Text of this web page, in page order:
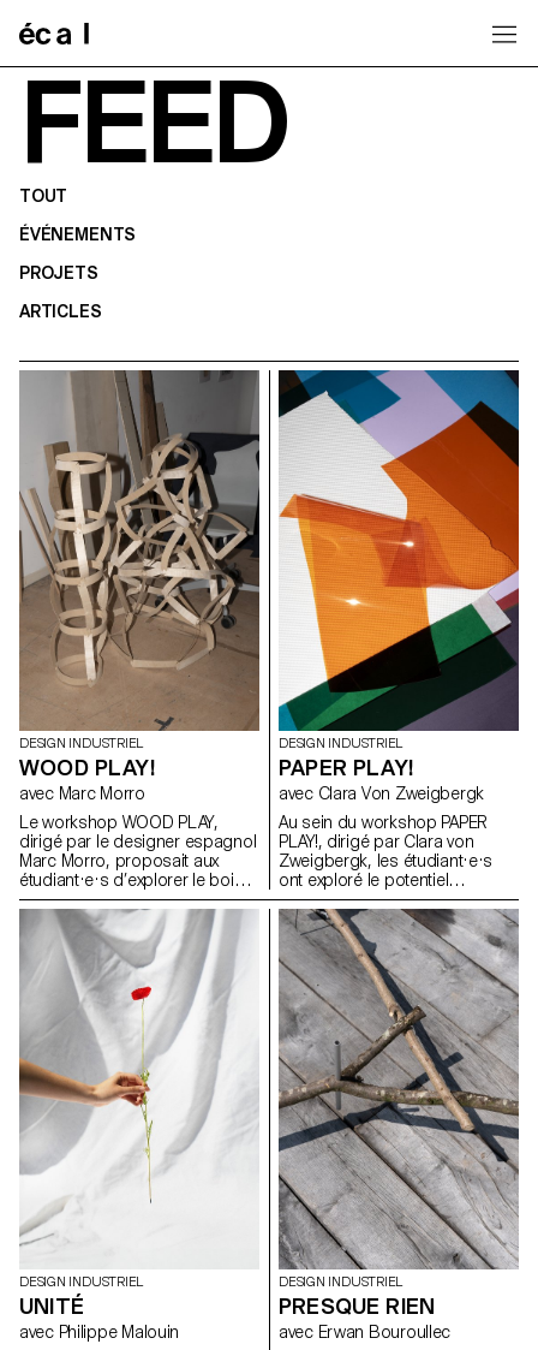
FEED
TOUT
ÉVÉNEMENTS
PROJETS
ARTICLES
DESIGN INDUSTRIEL
WOOD PLAY!
avec Marc Morro
Le workshop WOOD PLAY,
dirigé par le designer espagnol
Marc Morro, proposait aux
étudiant·e·s d’explorer le bois
en tant que système de
construction ouvert et
accessible à tous les publics.
L’objectif était de stimuler la
créativité et l’expérimentation à
travers la conception de
modules ludiques et
reconfigurables, exploitant les
potentialités et les contraintes
du matériau, tout en évitant une
approche formelle trop
enfantine.
DESIGN INDUSTRIEL
PAPER PLAY!
avec Clara Von Zweigbergk
Au sein du workshop PAPER
PLAY!, dirigé par Clara von
Zweigbergk, les étudiant·e·s
ont exploré le potentiel
expressif du papier et du
carton afin de réinventer des
abat-jour destinés à des
luminaires de plafond, muraux,
sur pied, de chevet, de table ou
portables. L’accent a été mis
sur l’expérimentation et le jeu —
en testant les possibilités et les
limites du papier, de la lumière,
de la couleur et de la forme
pour développer de nouvelles
expressions lumineuses.
DESIGN INDUSTRIEL
UNITÉ
avec Philippe Malouin
DESIGN INDUSTRIEL
PRESQUE RIEN
avec Erwan Bouroullec